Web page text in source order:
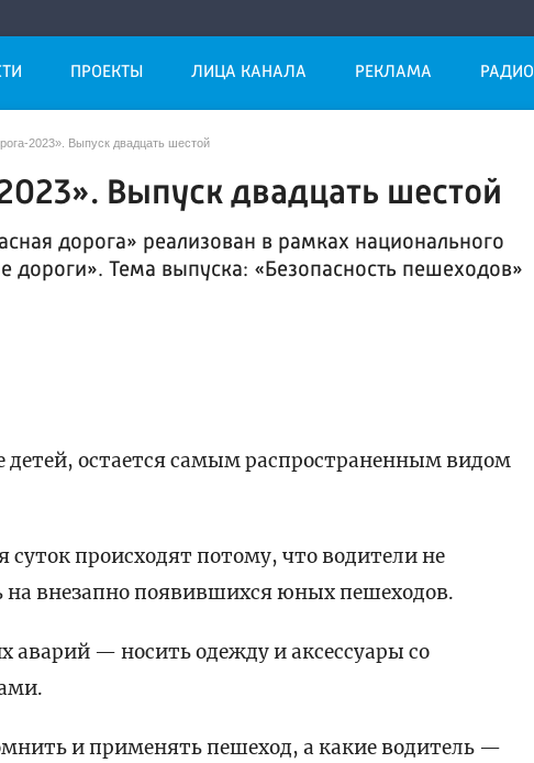
ПРОЕКТЫ ЛИЦА КАНАЛА РЕКЛАМА РАДИО
2023». Выпуск двадцать шестой
Выпуск двадцать шестой
дорога» реализован в рамках национального
дороги». Тема выпуска: «Безопасность пешеходов»
детей, остается самым распространенным видом
происходят потому, что водители не
на внезапно появившихся юных пешеходов.
аварий — носить одежду и аксессуары со
и применять пешеход, а какие водитель —